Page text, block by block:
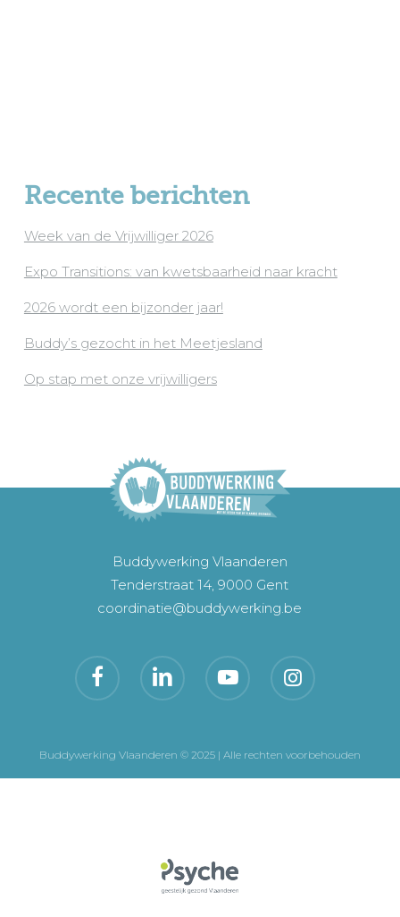
Recente berichten
Week van de Vrijwilliger 2026
Expo Transitions: van kwetsbaarheid naar kracht
2026 wordt een bijzonder jaar!
Buddy’s gezocht in het Meetjesland
Op stap met onze vrijwilligers
Buddywerking Vlaanderen
Tenderstraat 14, 9000 Gent
coordinatie@buddywerking.be
Buddywerking Vlaanderen © 2025 | Alle rechten voorbehouden